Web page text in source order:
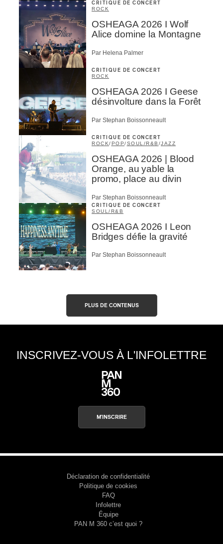
CRITIQUE DE CONCERT
ROCK
OSHEAGA 2026 I Wolf
Alice domine la Montagne
Par Helena Palmer
CRITIQUE DE CONCERT
ROCK
OSHEAGA 2026 I Geese
désinvolture dans la Forêt
Par Stephan Boissonneault
CRITIQUE DE CONCERT
ROCK/ POP/SOUL/R&B /JAZZ
OSHEAGA 2026 | Blood
Orange, au yable la
promo, place au divin
Par Stephan Boissonneault
CRITIQUE DE CONCERT
SOUL/R&B
OSHEAGA 2026 I Leon
Bridges défie la gravité
Par Stephan Boissonneault
PLUS DE CONTENUS
INSCRIVEZ-VOUS À L'INFOLETTRE
M'INSCRIRE
Déclaration de confidentialité
Politique de cookies
FAQ
Infolettre
Équipe
PAN M 360 c’est quoi ?